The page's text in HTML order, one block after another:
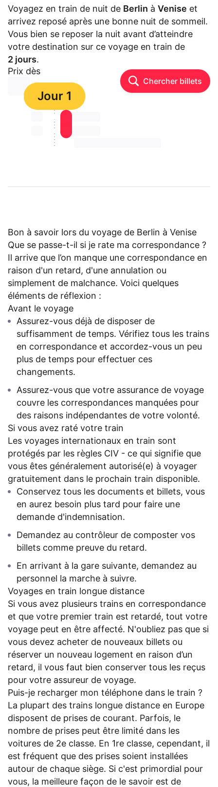
Voyagez en train de nuit de Berlin à Venise et
arrivez reposé après une bonne nuit de sommeil.
Vous bien se reposer la nuit avant d’atteindre
votre destination sur ce voyage en train de
2 jours.
Prix dès
⏳⏳ Chercher billets
Jour 1
⏳⏳ ⏳ ⏳⏳
⏳⏳ ⏳ ⏳⏳
Bon à savoir lors du voyage de Berlin à Venise
Que se passe-t-il si je rate ma correspondance ?
Il arrive que l’on manque une correspondance en
raison d'un retard, d'une annulation ou
simplement de malchance. Voici quelques
éléments de réflexion :
Avant le voyage
Assurez-vous déjà de disposer de
suffisamment de temps. Vérifiez tous les trains
en correspondance et accordez-vous un peu
plus de temps pour effectuer ces
changements.
Assurez-vous que votre assurance de voyage
couvre les correspondances manquées pour
des raisons indépendantes de votre volonté.
Si vous avez raté votre train
Les voyages internationaux en train sont
protégés par les règles CIV - ce qui signifie que
vous êtes généralement autorisé(e) à voyager
gratuitement dans le prochain train disponible.
Conservez tous les documents et billets, vous
en aurez besoin plus tard pour faire une
demande d'indemnisation.
Demandez au contrôleur de composter vos
billets comme preuve du retard.
En arrivant à la gare suivante, demandez au
personnel la marche à suivre.
Voyages en train longue distance
Si vous avez plusieurs trains en correspondance
et que votre premier train est retardé, tout votre
voyage peut en être affecté. N'oubliez pas que si
vous devez acheter de nouveaux billets ou
réserver un nouveau logement en raison d’un
retard, il vous faut bien conserver tous les reçus
pour votre assureur de voyage.
Puis-je recharger mon téléphone dans le train ?
La plupart des trains longue distance en Europe
disposent de prises de courant. Parfois, le
nombre de prises peut être limité dans les
voitures de 2e classe. En 1re classe, cependant, il
est fréquent que des prises soient installées
autour de chaque siège. Si c'est primordial pour
vous, la meilleure façon de le savoir est de